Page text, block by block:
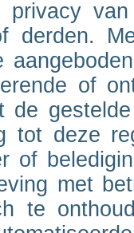
privacy
derden.
of
de
tot deze
of
met
te